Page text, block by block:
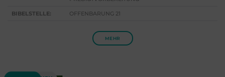
BIBELSTELLE: OFFENBARUNG 21
MEHR